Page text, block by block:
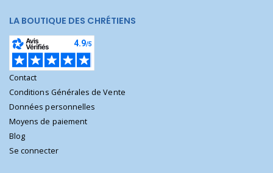
LA BOUTIQUE DES CHRÉTIENS
Contact
Conditions Générales de Vente
Données personnelles
Moyens de paiement
Blog
Se connecter